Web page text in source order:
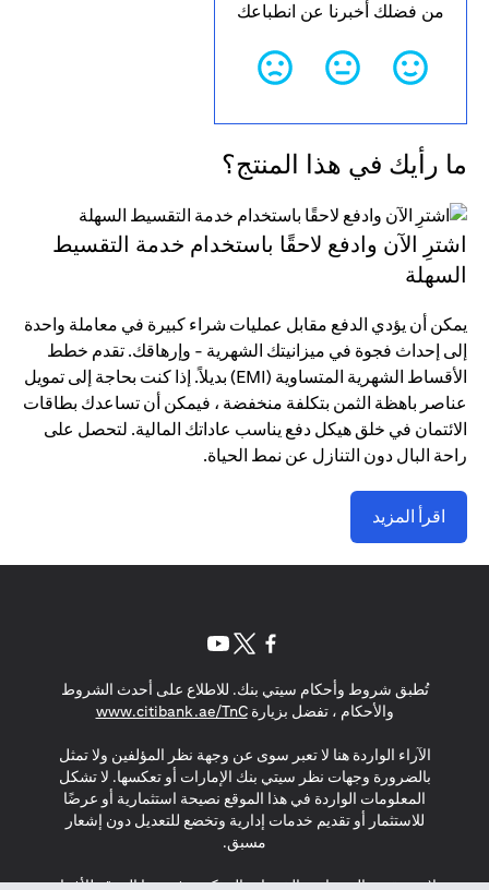
من فضلك أخبرنا عن انطباعك
ما رأيك في هذا المنتج؟
اشترِ الآن وادفع لاحقًا باستخدام خدمة التقسيط
السهلة
يمكن أن يؤدي الدفع مقابل عمليات شراء كبيرة في معاملة واحدة
إلى إحداث فجوة في ميزانيتك الشهرية - وإرهاقك. تقدم خطط
الأقساط الشهرية المتساوية (EMI) بديلاً. إذا كنت بحاجة إلى تمويل
عناصر باهظة الثمن بتكلفة منخفضة ، فيمكن أن تساعدك بطاقات
الائتمان في خلق هيكل دفع يناسب عاداتك المالية. لتحصل على
راحة البال دون التنازل عن نمط الحياة.
اقرأ المزيد
تُطبق شروط وأحكام سيتي بنك. للاطلاع على أحدث الشروط
والأحكام ، تفضل بزيارةwww.citibank.ae/TnC
(opens in a new tab)
الآراء الواردة هنا لا تعبر سوى عن وجهة نظر المؤلفين ولا تمثل
بالضرورة وجهات نظر سيتي بنك الإمارات أو تعكسها. لا تشكل
المعلومات الواردة في هذا الموقع نصيحة استثمارية أو عرضًا
للاستثمار أو تقديم خدمات إدارية وتخضع للتعديل دون إشعار
مسبق.
لا يتم تقديم المنتجات والخدمات المذكورة في هذا الموقع للأفراد